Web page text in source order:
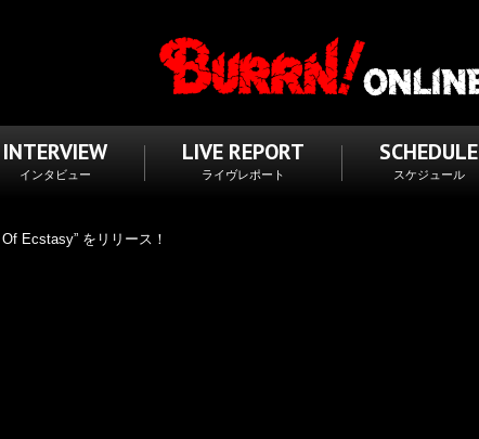
INTERVIEW
インタビュー
LIVE REPORT
ライヴレポート
SCHEDULE
スケジュール
Ecstasy” をリリース！